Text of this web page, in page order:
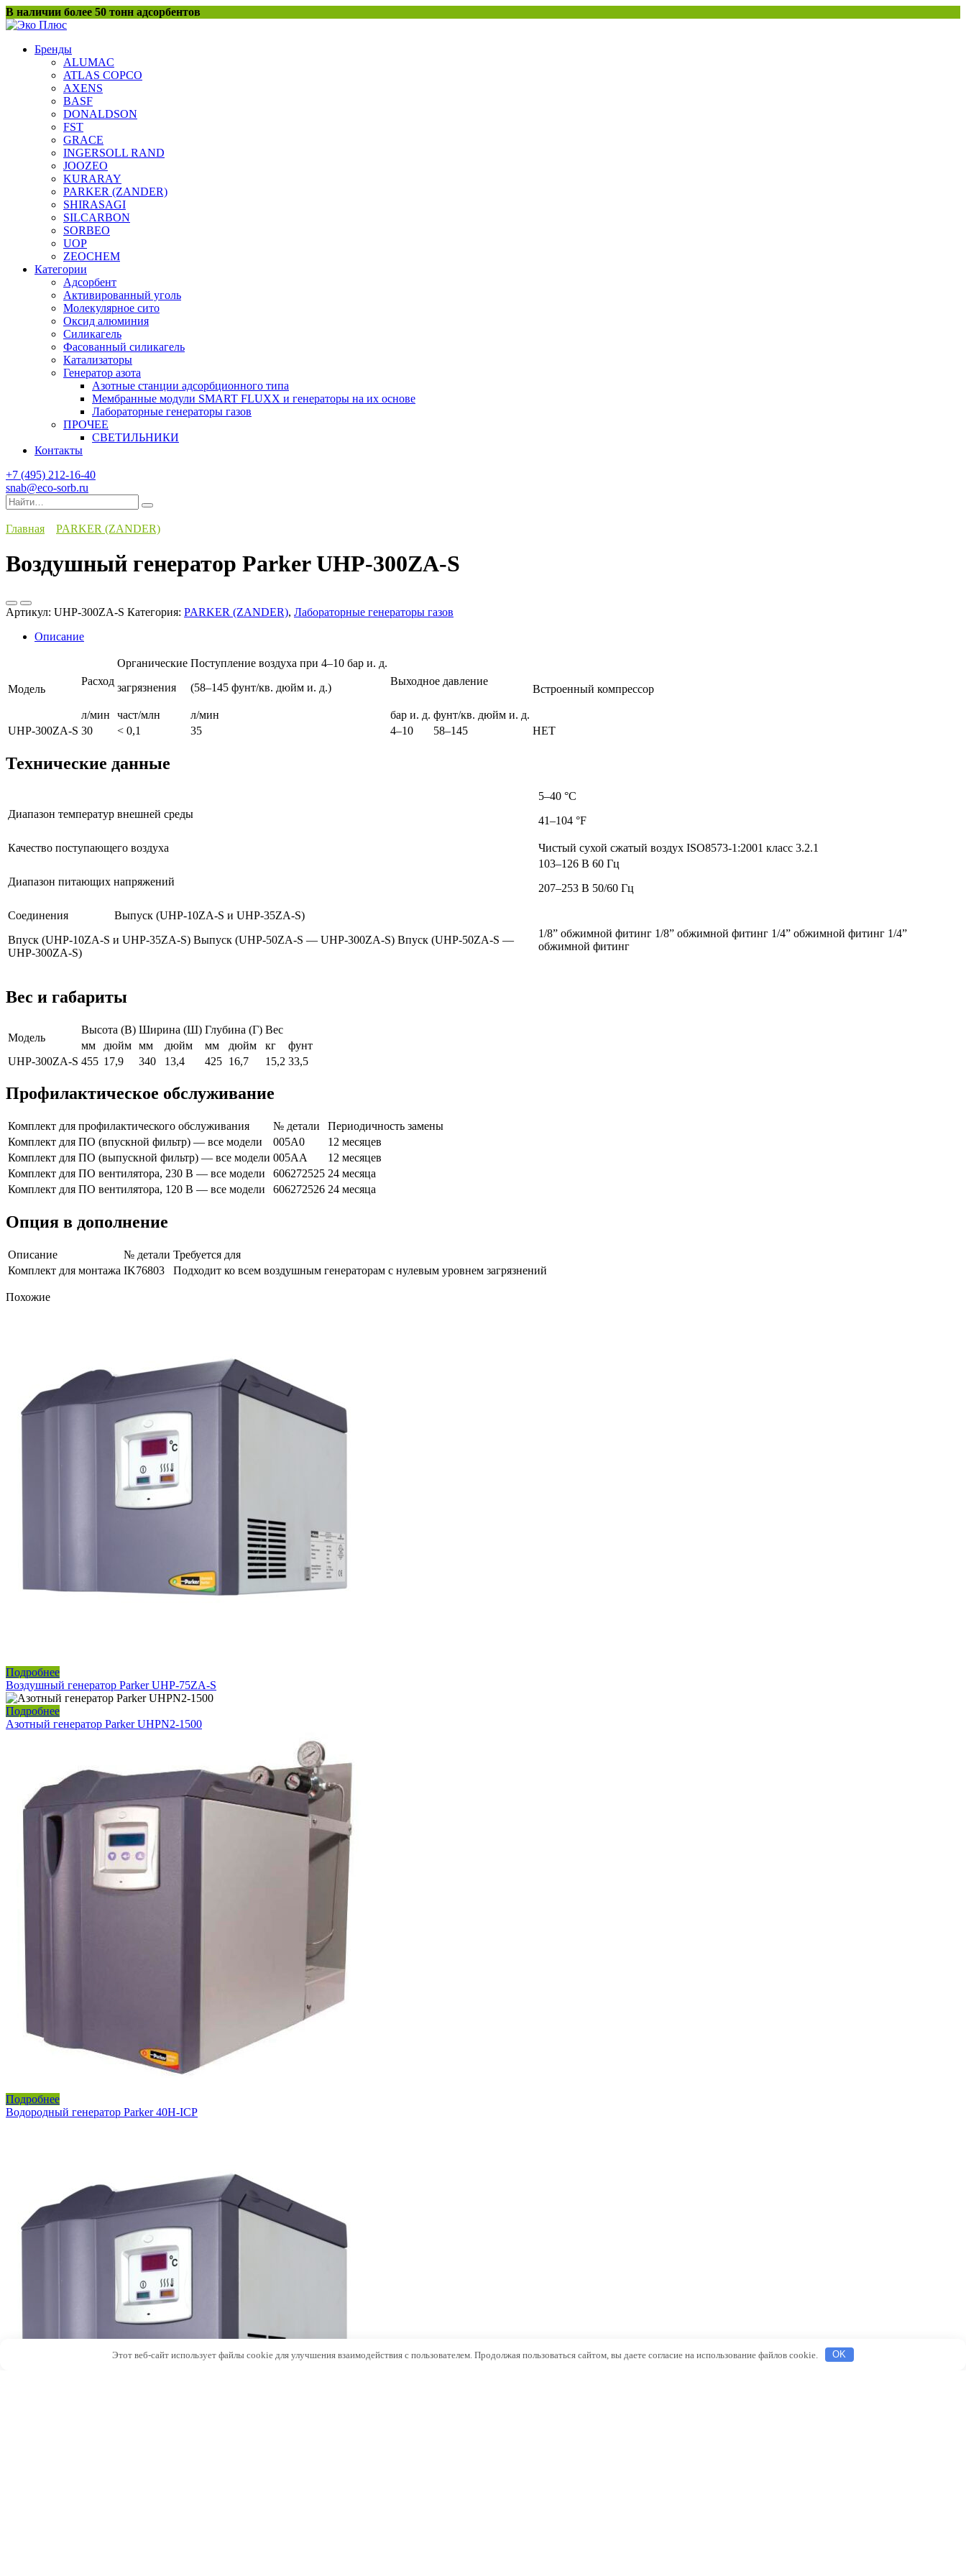
Перейти
к
В наличии более 50 тонн адсорбентов
Бренды
ALUMAC
ATLAS COPCO
AXENS
BASF
DONALDSON
FST
GRACE
INGERSOLL RAND
JOOZEO
KURARAY
PARKER (ZANDER)
SHIRASAGI
SILCARBON
SORBEO
UOP
ZEOCHEM
Категории
Адсорбент
Активированный уголь
Молекулярное сито
Оксид алюминия
Силикагель
Фасованный силикагель
Катализаторы
Генератор азота
Азотные станции адсорбционного типа
Мембранные модули SMART FLUXX и генераторы на их основе
Лабораторные генераторы газов
ПРОЧЕЕ
СВЕТИЛЬНИКИ
Контакты
+7 (495) 212-16-40
snab@eco-sorb.ru
Search
for:
Главная
PARKER (ZANDER)
Воздушный генератор Parker UHP-300ZA-S
Артикул: UHP-300ZA-S Категория: PARKER (ZANDER), Лабораторные генераторы газов
Описание
Модель
Расход
Органические
загрязнения
Поступление воздуха при 4–10 бар и. д.
(58–145 фунт/кв. дюйм и. д.)
Выходное давление
Встроенный компрессор
л/мин част/млн л/мин бар и. д. фунт/кв. дюйм и. д.
UHP-300ZA-S 30 < 0,1 35 4–10 58–145 НЕТ
Технические данные
Диапазон температур внешней среды
5–40 °C
41–104 °F
Качество поступающего воздуха Чистый сухой сжатый воздух ISO8573-1:2001 класс 3.2.1
Диапазон питающих напряжений
103–126 В 60 Гц
207–253 В 50/60 Гц
Соединения Выпуск (UHP-10ZA-S и UHP-35ZA-S)
Впуск (UHP-10ZA-S и UHP-35ZA-S) Выпуск (UHP-50ZA-S — UHP-300ZA-S) Впуск (UHP-50ZA-S —
UHP-300ZA-S)
1/8” обжимной фитинг 1/8” обжимной фитинг 1/4” обжимной фитинг 1/4”
обжимной фитинг
Вес и габариты
Модель
Высота (В) Ширина (Ш) Глубина (Г) Вес
мм
дюйм мм дюйм мм дюйм кг
фунт
UHP-300ZA-S 455 17,9 340 13,4 425 16,7 15,2 33,5
Профилактическое обслуживание
Комплект для профилактического обслуживания № детали
Периодичность замены
Комплект для ПО (впускной фильтр) — все модели
005A0
12 месяцев
Комплект для ПО (выпускной фильтр) — все модели 005AA
12 месяцев
Комплект для ПО вентилятора, 230 В — все модели
606272525 24 месяца
Комплект для ПО вентилятора, 120 В — все модели
606272526 24 месяца
Опция в дополнение
Описание № детали Требуется для
Комплект для монтажа IK76803 Подходит ко всем воздушным генераторам с нулевым уровнем загрязнений
Похожие
Подробнее
Воздушный генератор Parker UHP-75ZA-S
Подробнее
Азотный генератор Parker UHPN2-1500
Подробнее
Водородный генератор Parker 40H-ICP
Этот веб-сайт использует файлы cookie для улучшения взаимодействия с пользователем. Продолжая пользоваться сайтом, вы даете согласие на использование файлов cookie. OK